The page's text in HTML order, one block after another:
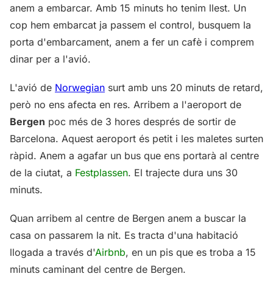
anem a embarcar. Amb 15 minuts ho tenim llest. Un
cop hem embarcat ja passem el control, busquem la
porta d'embarcament, anem a fer un cafè i comprem
dinar per a l'avió.
L'avió de Norwegian surt amb uns 20 minuts de retard,
però no ens afecta en res. Arribem a l'aeroport de
Bergen poc més de 3 hores després de sortir de
Barcelona. Aquest aeroport és petit i les maletes surten
ràpid. Anem a agafar un bus que ens portarà al centre
de la ciutat, a Festplassen. El trajecte dura uns 30
minuts.
Quan arribem al centre de Bergen anem a buscar la
casa on passarem la nit. Es tracta d'una habitació
llogada a través d'Airbnb, en un pis que es troba a 15
minuts caminant del centre de Bergen.